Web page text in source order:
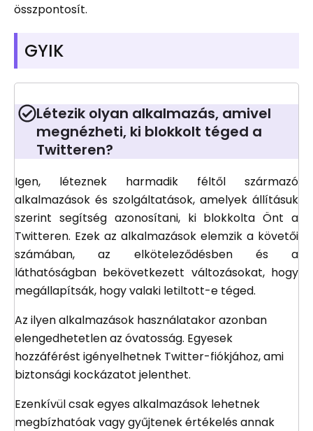
összpontosít.
GYIK
Létezik olyan alkalmazás, amivel
megnézheti, ki blokkolt téged a
Twitteren?
Igen, léteznek harmadik féltől származó
alkalmazások és szolgáltatások, amelyek állításuk
szerint segítség azonosítani, ki blokkolta Önt a
Twitteren. Ezek az alkalmazások elemzik a követői
számában, az elköteleződésben és a
láthatóságban bekövetkezett változásokat, hogy
megállapítsák, hogy valaki letiltott-e téged.
Az ilyen alkalmazások használatakor azonban
elengedhetetlen az óvatosság. Egyesek
hozzáférést igényelhetnek Twitter-fiókjához, ami
biztonsági kockázatot jelenthet.
Ezenkívül csak egyes alkalmazások lehetnek
megbízhatóak vagy gyűjtenek értékelés annak